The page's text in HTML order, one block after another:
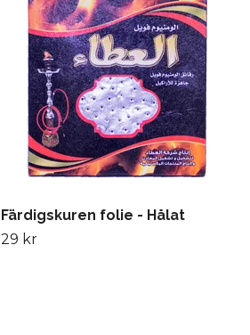
Färdigskuren folie - Hålat
29 kr